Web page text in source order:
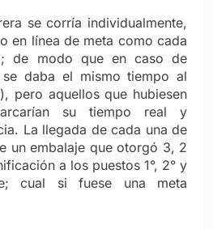
se corría individualmente,
en línea de meta como cada
de modo que en caso de
se daba el mismo tiempo al
pero aquellos que hubiesen
su tiempo real y
La llegada de cada una de
un embalaje que otorgó 3, 2
a los puestos 1°, 2° y
cual si fuese una meta